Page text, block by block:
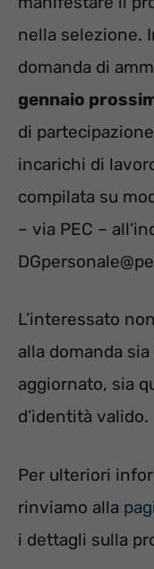
nella selezione.
domanda di
gennaio
di
incarichi di
compilata su
– via PEC –
L’interessato
alla domanda
aggiornato, sia
d’identità valido.
Per ulteriori
rinviamo alla
i dettagli sulla